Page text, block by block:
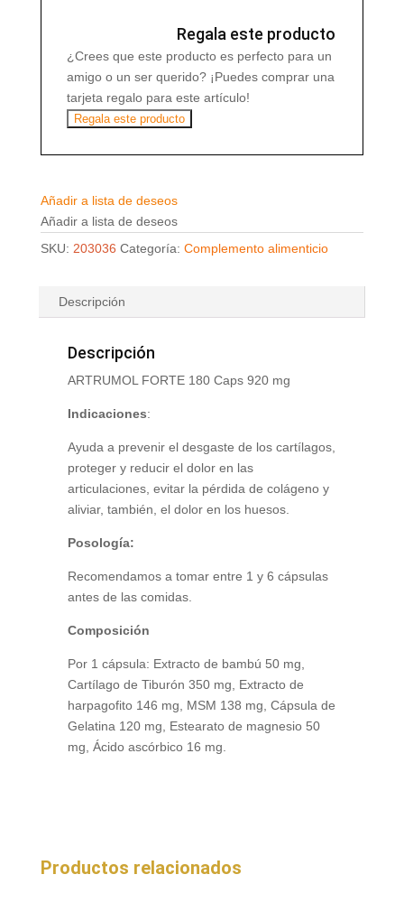
Regala este producto
¿Crees que este producto es perfecto para un
amigo o un ser querido? ¡Puedes comprar una
tarjeta regalo para este artículo!
Regala este producto
Añadir a lista de deseos
Añadir a lista de deseos
SKU: 203036 Categoría: Complemento alimenticio
Descripción
Descripción
ARTRUMOL FORTE 180 Caps 920 mg
Indicaciones:
Ayuda a prevenir el desgaste de los cartílagos,
proteger y reducir el dolor en las
articulaciones, evitar la pérdida de colágeno y
aliviar, también, el dolor en los huesos.
Posología:
Recomendamos a tomar entre 1 y 6 cápsulas
antes de las comidas.
Composición
Por 1 cápsula: Extracto de bambú 50 mg,
Cartílago de Tiburón 350 mg, Extracto de
harpagofito 146 mg, MSM 138 mg, Cápsula de
Gelatina 120 mg, Estearato de magnesio 50
mg, Ácido ascórbico 16 mg.
Productos relacionados